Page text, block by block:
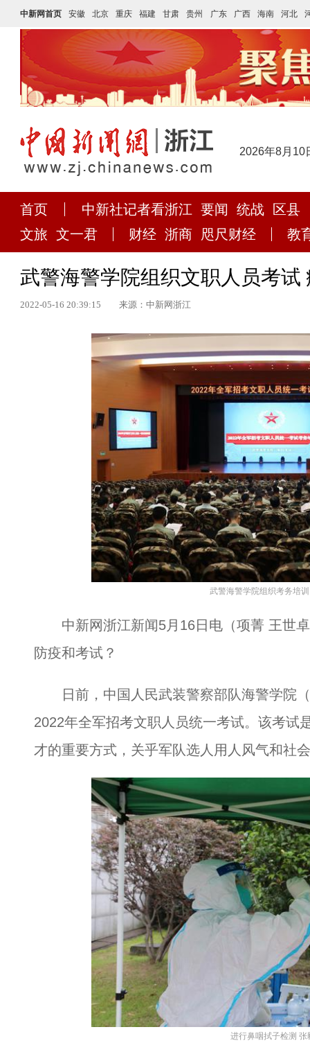
中新网首页 安徽 北京 重庆 福建 甘肃 贵州 广东 广西 海南 河北
2026年8月10
首页 中新社记者看浙江 要闻 统战
区县
文旅 文一君 财经 浙商 咫尺财经 教
武警海警学院组织文职人员考试
2022-05-16 20:39:15 来源：中新网浙江
武警海警学院组织考务培
中新网浙江新闻5月16日电（项菁 王世卓
防疫和考试？
日前，中国人民武装警察部队海警学院（
2022年全军招考文职人员统一考试。该考试
才的重要方式，关乎军队选人用人风气和社
进行鼻咽拭子检测 张